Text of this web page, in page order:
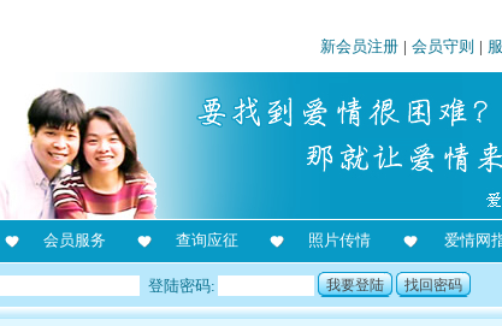
新会员注册 | 会员守则 |
会员服务 查询应征 照片传情 爱情网
登陆密码: 我要登陆 找回密码